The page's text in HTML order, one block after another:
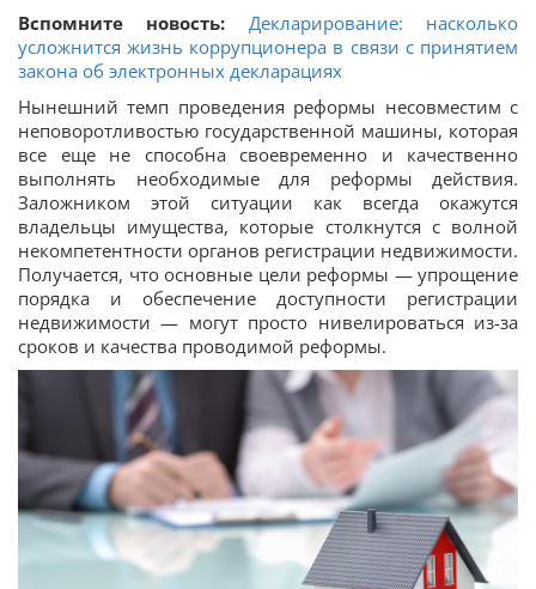
Вспомните новость: Декларирование: насколько
усложнится жизнь коррупционера в связи с принятием
закона об электронных декларациях
Нынешний темп проведения реформы несовместим с
неповоротливостью государственной машины, которая
все еще не способна своевременно и качественно
выполнять необходимые для реформы действия.
Заложником этой ситуации как всегда окажутся
владельцы имущества, которые столкнутся с волной
некомпетентности органов регистрации недвижимости.
Получается, что основные цели реформы — упрощение
порядка и обеспечение доступности регистрации
недвижимости — могут просто нивелироваться из-за
сроков и качества проводимой реформы.